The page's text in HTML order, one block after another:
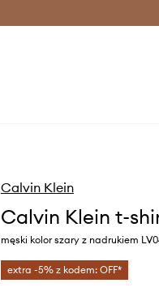
Calvin Klein
Calvin Klein t-
męski kolor szary z nadrukiem
extra -5% z kodem: OFF*